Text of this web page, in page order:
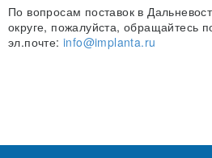
По вопросам поставок в
округе, пожалуйста, обращайтесь
эл.почте: info@implanta.ru